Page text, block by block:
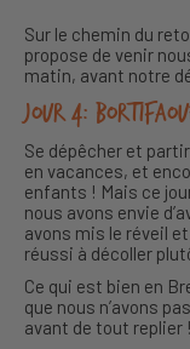
Sur le chemin du
propose de venir
matin, avant notre
Jour 4:
Se dépêcher et
en vacances, et
enfants ! Mais ce
nous avons envie
avons mis le réveil
réussi à décoller
Ce qui est bien en
que nous n’avons
avant de tout replier !